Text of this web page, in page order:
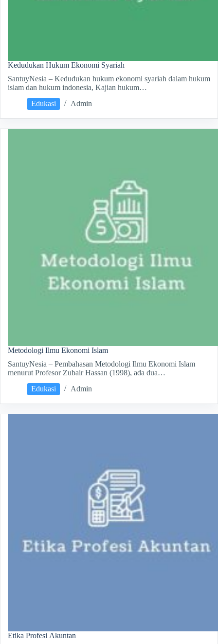
Kedudukan Hukum Ekonomi Syariah
SantuyNesia – Kedudukan hukum ekonomi syariah dalam hukum
islam dan hukum indonesia, Kajian hukum…
Edukasi
Admin
Metodologi Ilmu Ekonomi Islam
SantuyNesia – Pembahasan Metodologi Ilmu Ekonomi Islam
menurut Profesor Zubair Hassan (1998), ada dua…
Edukasi
Admin
Etika Profesi Akuntan